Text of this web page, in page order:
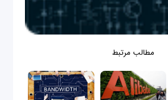
مطالب مرتبط